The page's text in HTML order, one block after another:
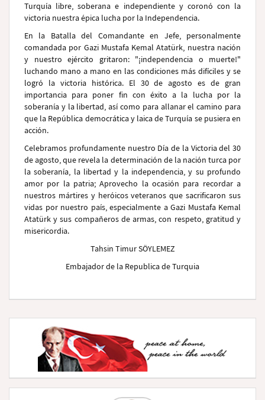
Turquía libre, soberana e independiente y coronó con la
victoria nuestra épica lucha por la Independencia.
En la Batalla del Comandante en Jefe, personalmente
comandada por Gazi Mustafa Kemal Atatürk, nuestra nación
y nuestro ejército gritaron: "¡independencia o muerte!"
luchando mano a mano en las condiciones más difíciles y se
logró la victoria histórica. El 30 de agosto es de gran
importancia para poner fin con éxito a la lucha por la
soberanía y la libertad, así como para allanar el camino para
que la República democrática y laica de Turquía se pusiera en
acción.
Celebramos profundamente nuestro Día de la Victoria del 30
de agosto, que revela la determinación de la nación turca por
la soberanía, la libertad y la independencia, y su profundo
amor por la patria; Aprovecho la ocasión para recordar a
nuestros mártires y heróicos veteranos que sacrificaron sus
vidas por nuestro país, especialmente a Gazi Mustafa Kemal
Atatürk y sus compañeros de armas, con respeto, gratitud y
misericordia.
Tahsin Timur SÖYLEMEZ
Embajador de la Republica de Turquia